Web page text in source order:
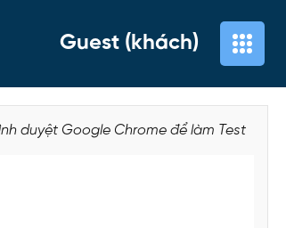
Guest (khách)
duyệt Google Chrome để làm Test